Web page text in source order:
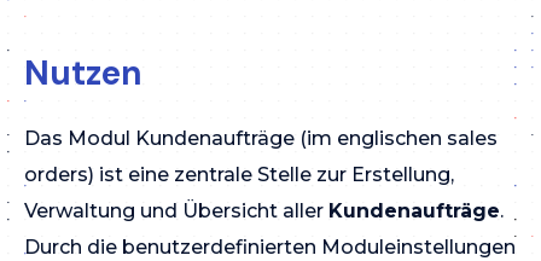
Nutzen
Das Modul Kundenaufträge (im englischen sales
orders) ist eine zentrale Stelle zur Erstellung,
Verwaltung und Übersicht aller Kundenaufträge.
Durch die benutzerdefinierten Moduleinstellungen